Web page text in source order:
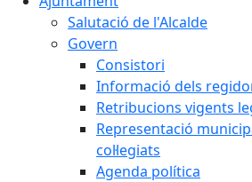
Salutació de l'Alcalde
Govern
Consistori
Informació dels
Retribucions vigents
Representació
col·legiats
Agenda política